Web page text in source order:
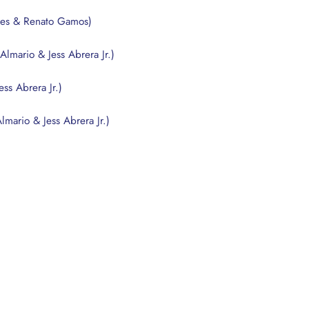
& Renato Gamos)
& Jess Abrera Jr.)
Abrera Jr.)
& Jess Abrera Jr.)